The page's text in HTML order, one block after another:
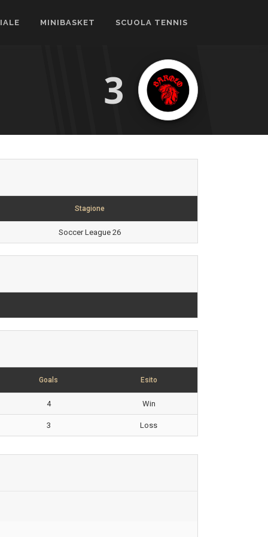
MINIBASKET SCUOLA TENNIS
3
Stagione
Soccer League 26
Goals Esito
4 Win
3 Loss